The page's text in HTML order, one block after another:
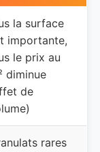
la surface
importante,
le prix au
diminue
de
rares